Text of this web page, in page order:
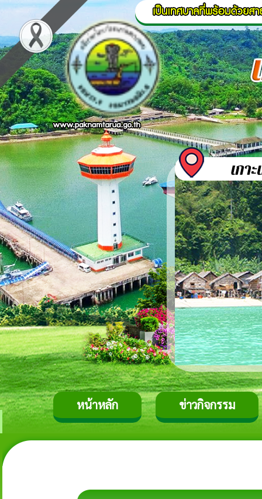
หน้าหลัก ข่าวกิจกรรม